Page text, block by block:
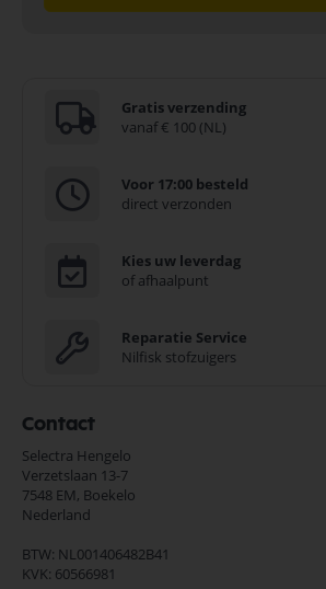
Gratis verzending
vanaf € 100 (NL)
Voor 17:00 besteld
direct verzonden
Kies uw leverdag
of afhaalpunt
Reparatie Service
Nilfisk stofzuigers
Contact
Selectra Hengelo
Verzetslaan 13-7
7548 EM, Boekelo
Nederland
BTW: NL001406482B41
KVK: 60566981